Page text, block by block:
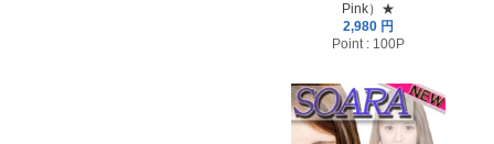
Pink）★
2,980 円
Point : 100P